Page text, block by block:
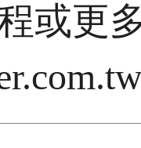
或更